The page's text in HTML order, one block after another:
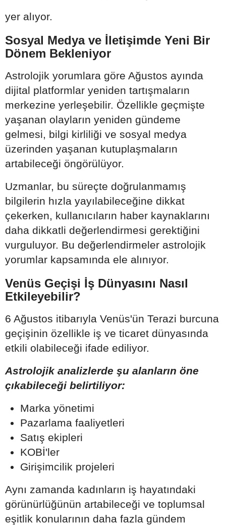
yer alıyor.
Sosyal Medya ve İletişimde Yeni Bir
Dönem Bekleniyor
Astrolojik yorumlara göre Ağustos ayında
dijital platformlar yeniden tartışmaların
merkezine yerleşebilir. Özellikle geçmişte
yaşanan olayların yeniden gündeme
gelmesi, bilgi kirliliği ve sosyal medya
üzerinden yaşanan kutuplaşmaların
artabileceği öngörülüyor.
Uzmanlar, bu süreçte doğrulanmamış
bilgilerin hızla yayılabileceğine dikkat
çekerken, kullanıcıların haber kaynaklarını
daha dikkatli değerlendirmesi gerektiğini
vurguluyor. Bu değerlendirmeler astrolojik
yorumlar kapsamında ele alınıyor.
Venüs Geçişi İş Dünyasını Nasıl
Etkileyebilir?
6 Ağustos itibarıyla Venüs'ün Terazi burcuna
geçişinin özellikle iş ve ticaret dünyasında
etkili olabileceği ifade ediliyor.
Astrolojik analizlerde şu alanların öne
çıkabileceği belirtiliyor:
Marka yönetimi
Pazarlama faaliyetleri
Satış ekipleri
KOBİ'ler
Girişimcilik projeleri
Aynı zamanda kadınların iş hayatındaki
görünürlüğünün artabileceği ve toplumsal
eşitlik konularının daha fazla gündem